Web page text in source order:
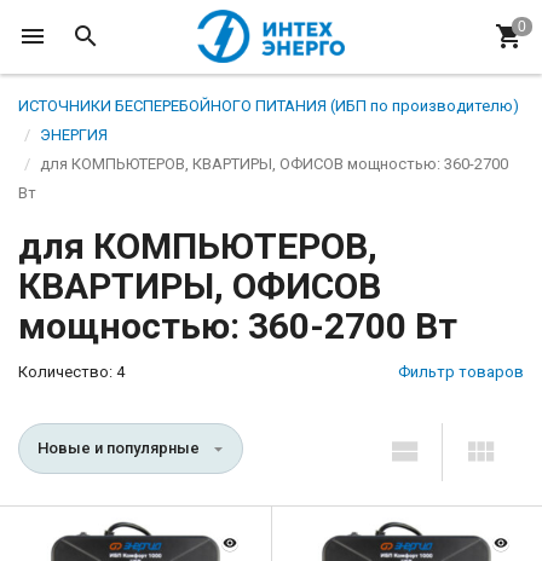
ИСТОЧНИКИ БЕСПЕРЕБОЙНОГО ПИТАНИЯ (ИБП по производителю)
ЭНЕРГИЯ
для КОМПЬЮТЕРОВ, КВАРТИРЫ, ОФИСОВ мощностью: 360-2700
Вт
для КОМПЬЮТЕРОВ,
КВАРТИРЫ, ОФИСОВ
мощностью: 360-2700 Вт
Количество: 4 Фильтр товаров
Новые и популярные